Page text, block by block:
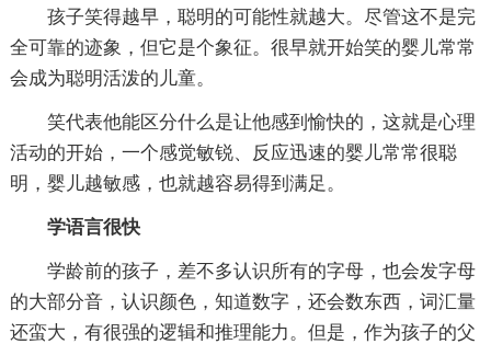
孩子笑得越早，聪明的可能性就越大。尽管这不是完
全可靠的迹象，但它是个象征。很早就开始笑的婴儿常常
会成为聪明活泼的儿童。
笑代表他能区分什么是让他感到愉快的，这就是心理
活动的开始，一个感觉敏锐、反应迅速的婴儿常常很聪
明，婴儿越敏感，也就越容易得到满足。
学语言很快
学龄前的孩子，差不多认识所有的字母，也会发字母
的大部分音，认识颜色，知道数字，还会数东西，词汇量
还蛮大，有很强的逻辑和推理能力。但是，作为孩子的父